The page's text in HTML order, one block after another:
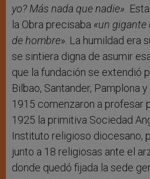
yo? Más nada que nadie».
la Obra precisaba «un gigante
de hombre». La humildad era
se sintiera digna de asumir
que la fundación se extendió
Bilbao, Santander, Pamplona
1915 comenzaron a profesar
1925 la primitiva Sociedad
Instituto religioso diocesano,
junto a 18 religiosas ante el
donde quedó fijada la sede